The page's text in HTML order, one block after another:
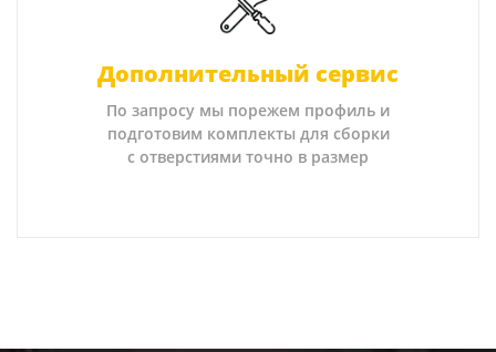
Дополнительный сервис
По запросу мы порежем профиль и
подготовим комплекты для сборки
с отверстиями точно в размер